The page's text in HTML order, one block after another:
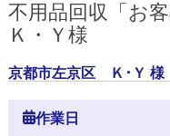
不用品回収「お
Ｋ・Ｙ様
京都市左京区 Ｋ･Ｙ 様
作業日